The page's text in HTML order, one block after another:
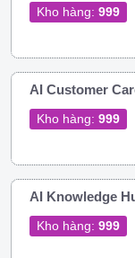
Kho hàng: 999
AI Customer
Kho hàng: 999
AI Knowledge
Kho hàng: 999